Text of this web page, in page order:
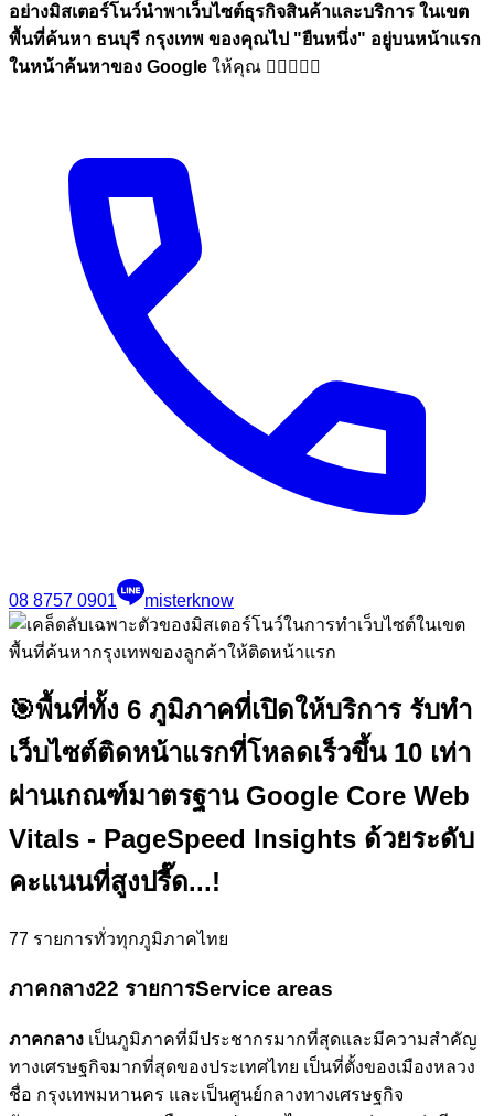
อย่างมิสเตอร์โนว์นำพาเว็บไซต์ธุรกิจสินค้าและบริการ ในเขต
พื้นที่ค้นหา ธนบุรี กรุงเทพ ของคุณไป "ยืนหนึ่ง" อยู่บนหน้าแรก
ในหน้าค้นหาของ Google ให้คุณ 🏋🏼💪🏼🎉
08 8757 0901 misterknow
🎯พื้นที่ทั้ง 6 ภูมิภาคที่เปิดให้บริการ รับทำ
เว็บไซต์ติดหน้าแรกที่โหลดเร็วขึ้น 10 เท่า
ผ่านเกณฑ์มาตรฐาน Google Core Web
Vitals - PageSpeed Insights ด้วยระดับ
คะแนนที่สูงปรี๊ด...!
77 รายการทั่วทุกภูมิภาคไทย
ภาคกลาง22 รายการService areas
ภาคกลาง เป็นภูมิภาคที่มีประชากรมากที่สุดและมีความสำคัญ
ทางเศรษฐกิจมากที่สุดของประเทศไทย เป็นที่ตั้งของเมืองหลวง
ชื่อ กรุงเทพมหานคร และเป็นศูนย์กลางทางเศรษฐกิจ